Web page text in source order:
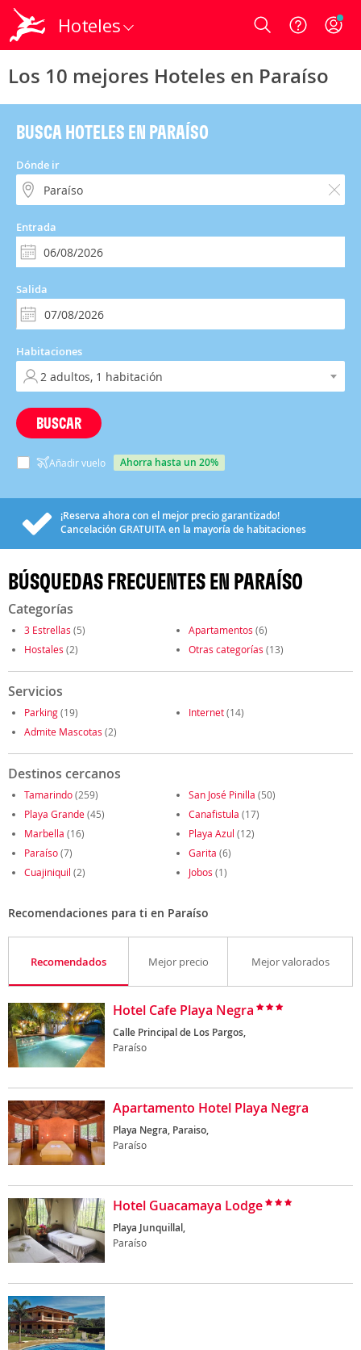
Hoteles Login
Los 10 mejores Hoteles en Paraíso
BUSCA HOTELES EN PARAÍSO
Dónde ir
Entrada
Salida
Habitaciones
BUSCAR
Añadir vuelo ahorra hasta un 20%
¡Reserva ahora con el mejor precio garantizado!
Cancelación GRATUITAen la mayoría de habitaciones
BÚSQUEDAS FRECUENTES EN PARAÍSO
Categorías
3 Estrellas (5) Apartamentos (6)
Hostales (2) Otras categorías (13)
Servicios
Parking(19) Internet(14)
Admite Mascotas (2)
Destinos cercanos
Tamarindo(259) San José Pinilla (50)
Playa Grande(45) Canafistula (17)
Marbella (16) Playa Azul (12)
Paraíso(7) Garita (6)
Cuajiniquil (2) Jobos (1)
Recomendaciones para ti en Paraíso
Recomendados Mejor precio Mejor valorados
Hotel Cafe Playa Negra
Calle Principal de Los Pargos,
Paraíso
Apartamento Hotel Playa Negra
Playa Negra, Paraiso,
Paraíso
Hotel Guacamaya Lodge
Playa Junquillal,
Paraíso